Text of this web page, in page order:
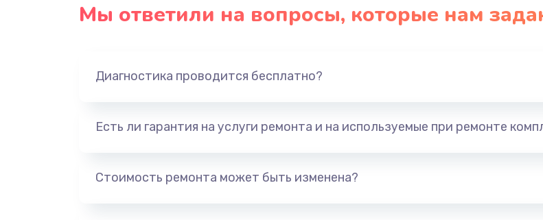
Мы ответили на вопросы, которые нам
Диагностика проводится бесплатно?
Есть ли гарантия на услуги ремонта и на используемые при ремонте
Стоимость ремонта может быть изменена?